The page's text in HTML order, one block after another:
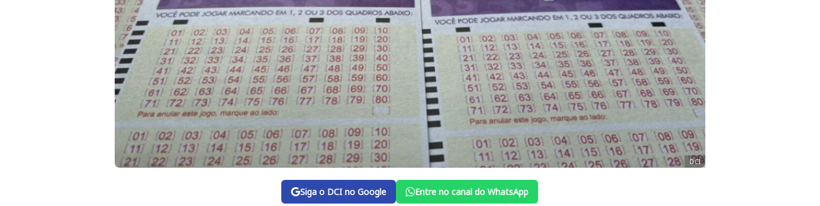
DCI
Siga o DCI no Google Entre no canal do WhatsApp